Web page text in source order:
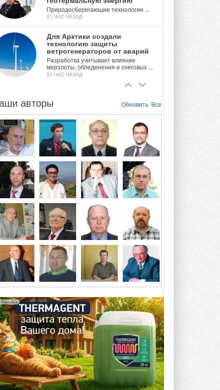
Природосберегающие технологии ...
21 ЧАС НАЗАД
Для Арктики создали
технологию защиты
ветрогенераторов от аварий
Разработка учитывает влияние
мерзлоты, обледенения и снеговых ...
21 ЧАС НАЗАД
с одним общим испарителем
конструкцию двухисточникового ...
ВЧЕРА
21-й ежегодный форум
«ЦОД-2026»
Мероприятие пройдет 2-3 сентября в
отеле Radisson Slavyanskaya. Форум
посетит более двух тысяч участников ...
ВЧЕРА
Китайская Shenling представила
линейку тепловых насосов
«воздух-вода» на R290
Серия ThermaX R290 All-In-One
включает три модели ...
4 АВГУСТА 2026
Тепловые насосы в связке с
солнечной генерацией и
накопителем снижают
потребление на 60%
Исследователи из Италии установили ...
4 АВГУСТА 2026
«РУСКЛИМАТ Fest 2026» в Уфе
собрал свыше 700 профи
климатической отрасли
Организатором выступил торгово-
производственный холдинг ...
3 АВГУСТА 2026
«Датарк» испытал модульный
Обновить Все
авторы
Реклама